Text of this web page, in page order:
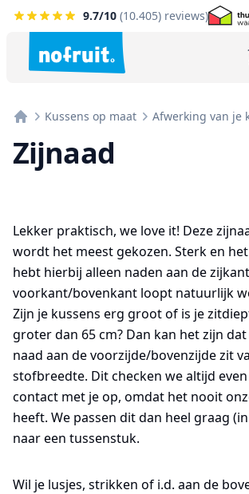
9.7/10 (10.405) reviews)
Kussens op maat Afwerking van je
Zijnaad
Lekker praktisch, we love it! Deze
wordt het meest gekozen. Sterk en
hebt hierbij alleen naden aan de
voorkant/bovenkant loopt natuurlijk
Zijn je kussens erg groot of is je
groter dan 65 cm? Dan kan het zijn
naad aan de voorzijde/bovenzijde zit
stofbreedte. Dit checken we altijd
contact met je op, omdat het nooit
heeft. We passen dit dan heel graag
naar een tussenstuk.
Wil je lusjes, strikken of i.d. aan de